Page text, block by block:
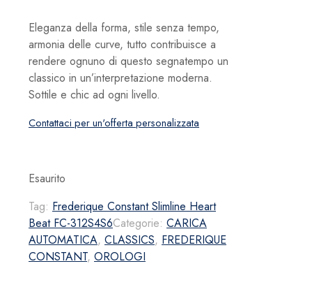
Eleganza della forma, stile senza tempo,
armonia delle curve, tutto contribuisce a
rendere ognuno di questo segnatempo un
classico in un’interpretazione moderna.
Sottile e chic ad ogni livello.
Contattaci per un'offerta personalizzata
Esaurito
Tag: Frederique Constant Slimline Heart
Beat FC-312S4S6Categorie: CARICA
AUTOMATICA, CLASSICS, FREDERIQUE
CONSTANT, OROLOGI